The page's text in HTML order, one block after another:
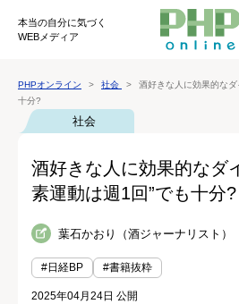
本当の自分に気づく
WEBメディア
PHPオンライン 社会
酒好きな人に効果的な
十分?
社会
酒好きな人に効果的な
素運動は週1回”でも十分?
葉石かおり（酒ジャーナリスト）
#日経BP #書籍抜粋
2025年04月24日 公開